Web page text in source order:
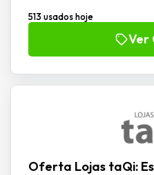
513 usados hoje
Ver
Oferta Lojas taQi: